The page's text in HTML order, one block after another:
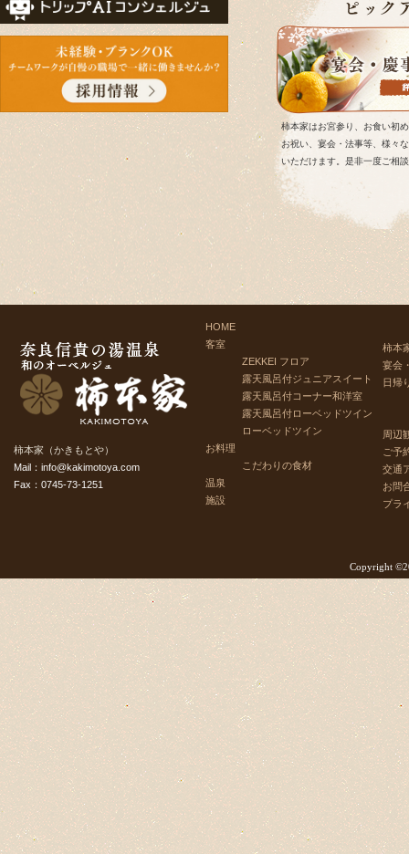
柿本家はお宮参り、お食い初
お祝い、宴会・法事等、様々
いただけます。是非一度ご相
柿本家（かきもとや）
Mail：info@kakimotoya.com
Fax：0745-73-1251
HOME
客室
ZEKKEI フロア
露天風呂付ジュニアスイート
露天風呂付コーナー和洋室
露天風呂付ローベッドツイン
ローベッドツイン
お料理
こだわりの食材
温泉
施設
柿本
宴会
日帰
周辺
ご予
交通
お問
プラ
Copyright